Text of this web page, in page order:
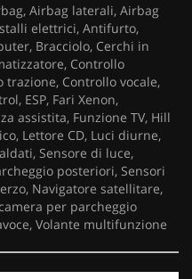
Airbag laterali, Airbag
elettrici, Antifurto,
Bracciolo, Cerchi in
Controllo
Controllo vocale,
ESP, Fari Xenon,
assistita, Funzione TV, Hill
Lettore CD, Luci diurne,
Sensore di luce,
posteriori, Sensori
Navigatore satellitare,
per parcheggio
Volante multifunzione